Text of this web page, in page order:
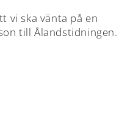
vi ska vänta på en
till Ålandstidningen.